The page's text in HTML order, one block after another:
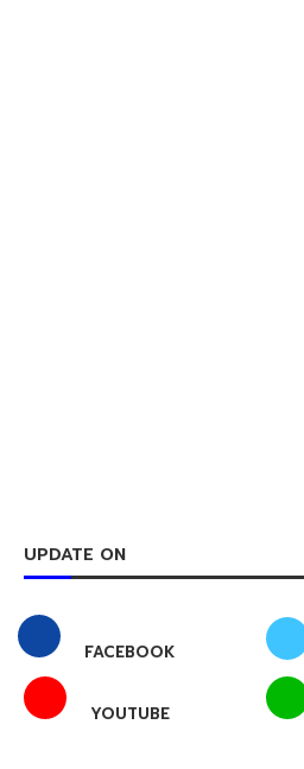
UPDATE ON
FACEBOOK
YOUTUBE